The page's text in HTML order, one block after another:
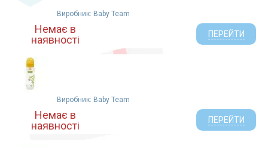
Виробник: Baby Team
Немає в
наявності
ПЕРЕЙТИ
Виробник: Baby Team
Немає в
наявності
ПЕРЕЙТИ